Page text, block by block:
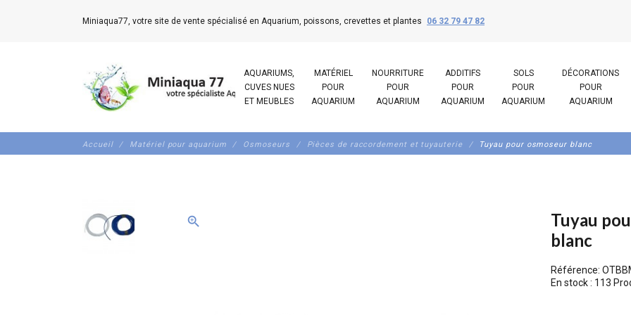
Miniaqua77, votre site de vente spécialisé en Aquarium, poissons, crevettes et plantes 06 32 79 47 82
AQUARIUMS,
CUVES NUES
ET MEUBLES
MATÉRIEL
POUR
AQUARIUM
NOURRITURE
POUR
AQUARIUM
ADDITIFS
POUR
AQUARIUM
SOLS
POUR
AQUARIUM
DÉCORATIONS
POUR
AQUARIUM
Accueil Matériel pour aquarium Osmoseurs Pièces de raccordement et tuyauterie Tuyau pour osmoseur blanc
zoom_in
Tuyau
blanc
Référence:
En stock : 113